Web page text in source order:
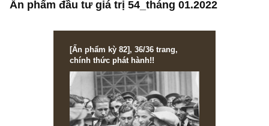
Ấn phẩm đầu tư giá trị 54_tháng 01.2022
[Ấn phẩm kỳ 82], 36/36 trang,
chính thức phát hành!!